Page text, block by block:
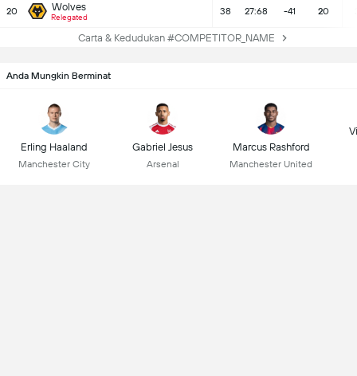
20 Wolves
Relegated
38 27:68 -41 20
Carta & Kedudukan #COMPETITOR_NAME
Anda Mungkin Berminat
Erling Haaland
Manchester City
Gabriel Jesus
Arsenal
Marcus Rashford
Manchester United